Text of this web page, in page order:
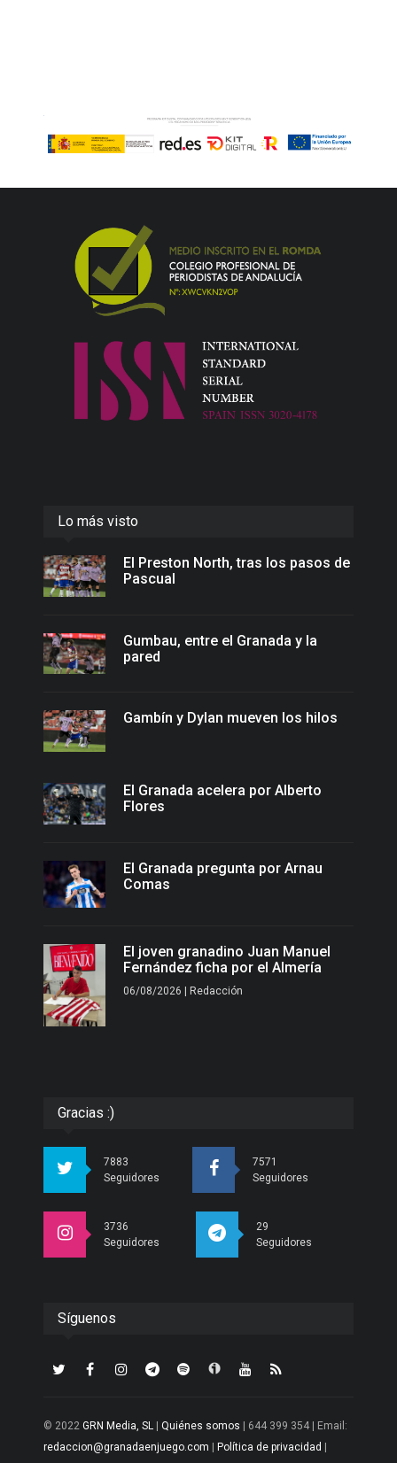
Lo más visto
El Preston North, tras los pasos de
Pascual
Gumbau, entre el Granada y la
pared
Gambín y Dylan mueven los hilos
El Granada acelera por Alberto
Flores
El Granada pregunta por Arnau
Comas
El joven granadino Juan Manuel
Fernández ficha por el Almería
06/08/2026 | Redacción
Gracias :)
7883
Seguidores
7571
Seguidores
3736
Seguidores
29
Seguidores
Síguenos
© 2022 GRN Media, SL Quiénes somos | 644 399 354 | Email:
redaccion@granadaenjuego.com
Política de privacidad